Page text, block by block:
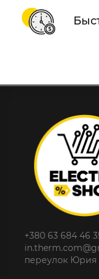
+380 63 684 46
переулок Юрия